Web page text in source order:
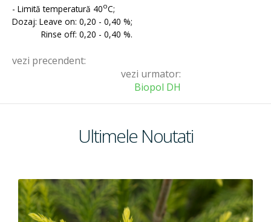
Emolienti
Filtre UV
Coloranti
Conservanti
- Limită temperatură 40oC;
Dozaj: Leave on: 0,20 - 0,40 %;
Rinse off: 0,20 - 0,40 %.
vezi precendent:
vezi urmator:
Biopol DH
Ultimele Noutati